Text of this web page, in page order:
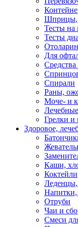
Шприцы,
Тесты на
Тесты
Для
Спирали
Раны,
Моче- и
Грелки и
Здоровое,
Каши,
Коктейли
Леденцы,
Напитки,
Отруби
Чаи и
Смеси